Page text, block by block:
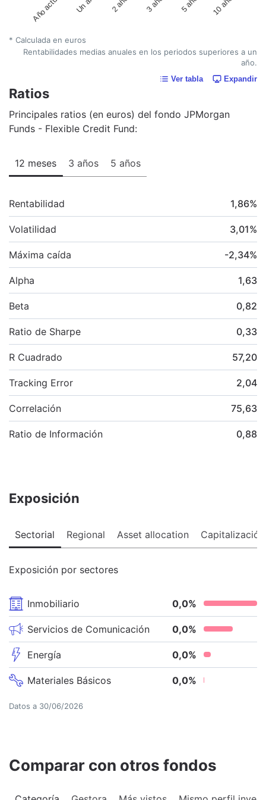
Año actual
* Calculada en euros
Rentabilidades medias anuales en los periodos superiores a un
año.
Ver tabla Expandir
Ratios
Principales ratios (en euros) del fondo JPMorgan
Funds - Flexible Credit Fund:
12 meses 3 años 5 años
Rentabilidad 1,86%
Volatilidad 3,01%
Máxima caída -2,34%
Alpha 1,63
Beta 0,82
Ratio de Sharpe 0,33
R Cuadrado 57,20
Tracking Error 2,04
Correlación 75,63
Ratio de Información 0,88
Exposición
Sectorial Regional Asset allocation Capitalización
Exposición por sectores
Inmobiliario 0,0%
Servicios de Comunicación 0,0%
Energía 0,0%
Materiales Básicos 0,0%
Datos a 30/06/2026
Comparar con otros fondos